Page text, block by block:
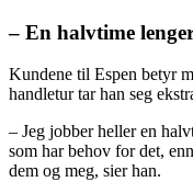
– En halvtime
Kundene til Espen betyr
handletur tar han seg
– Jeg jobber heller en
som har behov for det,
dem og meg, sier han.